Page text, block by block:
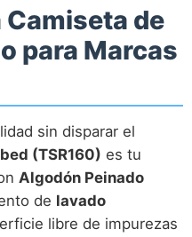
Camiseta de
para Marcas
sin disparar el
(TSR160) es tu
Algodón Peinado
de lavado
libre de impurezas